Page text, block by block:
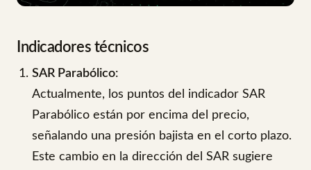
Indicadores técnicos
SAR Parabólico:
Actualmente, los puntos del indicador SAR
Parabólico están por encima del precio,
señalando una presión bajista en el corto plazo.
Este cambio en la dirección del SAR sugiere